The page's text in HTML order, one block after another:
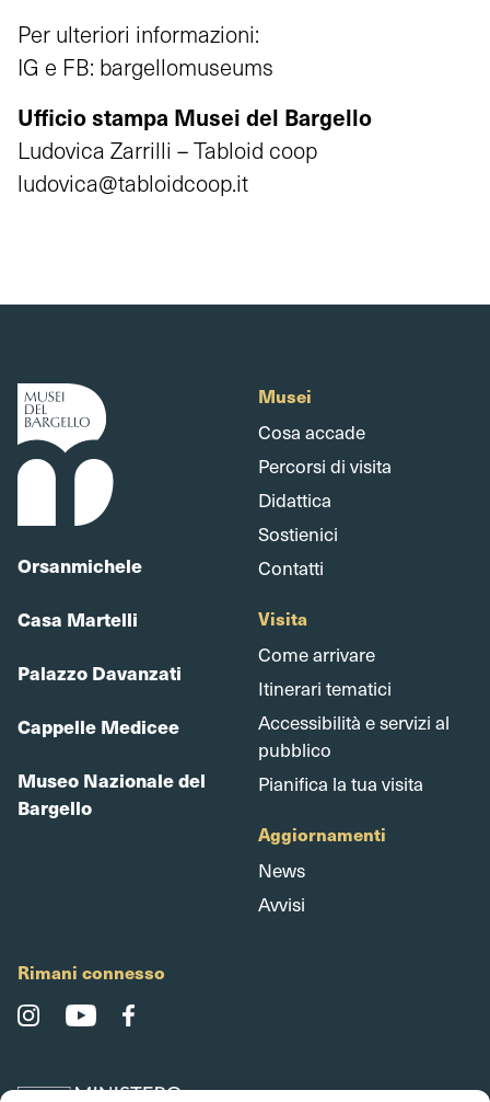
Per ulteriori informazioni:
IG e FB: bargellomuseums
Ufficio stampa Musei del Bargello
Ludovica Zarrilli – Tabloid coop
ludovica@tabloidcoop.it
Orsanmichele
Casa Martelli
Palazzo Davanzati
Cappelle Medicee
Museo Nazionale del
Bargello
Musei
Cosa accade
Percorsi di visita
Didattica
Sostienici
Contatti
Visita
Come arrivare
Itinerari tematici
Accessibilità e servizi al
pubblico
Pianifica la tua visita
Aggiornamenti
News
Avvisi
Rimani connesso